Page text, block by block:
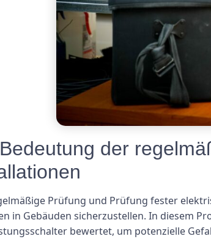
der
Prüfung und Prüfung fester
in Gebäuden sicherzustellen. In diesem
bewertet, um potenzielle